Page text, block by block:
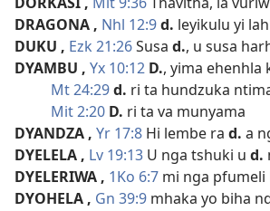
DRAGONA , Nhl 12:9d. leyikulu yi
DUKU , Ezk 21:26Susa d., u susa
DYAMBU , Yx 10:12 D., yima ehenhla
Mt 24:29d. ri ta hundzuka
Mit 2:20 D. ri ta va munyama
DYANDZA , Yr 17:8 Hi lembe ra d. a
DYELELA , Lv 19:13 U nga tshuki u d.
DYELERIWA , 1Ko 6:7 mi nga pfumeli
DYOHELA , Gn 39:9 mhaka yo biha